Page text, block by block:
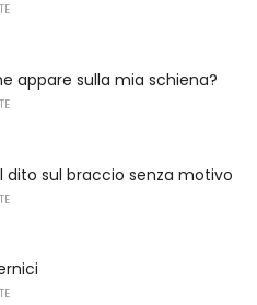
appare sulla mia schiena?
dito sul braccio senza motivo